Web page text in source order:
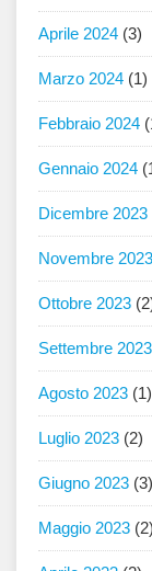
Aprile 2024 (3)
Marzo 2024 (1)
Febbraio 2024
Gennaio 2024
Dicembre 2023
Novembre 2023
Ottobre 2023
Settembre 2023
Agosto 2023 (1)
Luglio 2023 (2)
Giugno 2023 (3)
Maggio 2023 (2)